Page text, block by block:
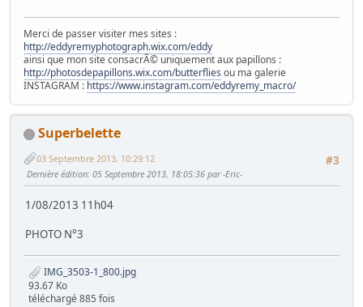
Merci de passer visiter mes sites :
http://eddyremyphotograph.wix.com/eddy
ainsi que mon site consacrÃ© uniquement aux papillons :
http://photosdepapillons.wix.com/butterflies ou ma galerie
INSTAGRAM : https://www.instagram.com/eddyremy_macro/
Superbelette
#3
03 Septembre 2013, 10:29:12
Dernière édition: 05 Septembre 2013, 18:05:36 par -Eric-
1/08/2013 11h04
PHOTO N°3
IMG_3503-1_800.jpg
93.67 Ko
téléchargé 885 fois